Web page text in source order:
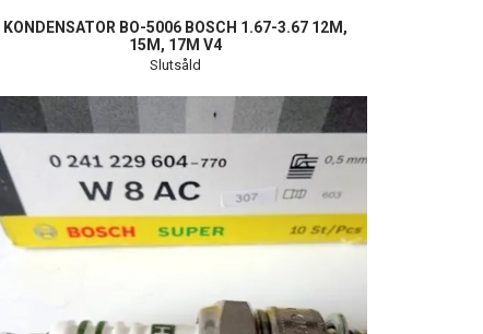
KONDENSATOR BO-5006 BOSCH 1.67-3.67 12M,
15M, 17M V4
Slutsåld